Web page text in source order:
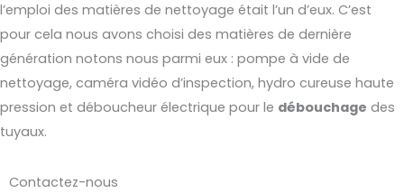
l’emploi des matières de nettoyage était l’un d’eux. C’est
pour cela nous avons choisi des matières de dernière
génération notons nous parmi eux : pompe à vide de
nettoyage, caméra vidéo d’inspection, hydro cureuse haute
pression et déboucheur électrique pour le débouchage des
tuyaux.
Contactez-nous